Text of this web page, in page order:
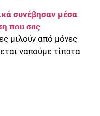
συνέβησαν μέσα
που σας
μιλούν από μόνες
ναπούμε τίποτα